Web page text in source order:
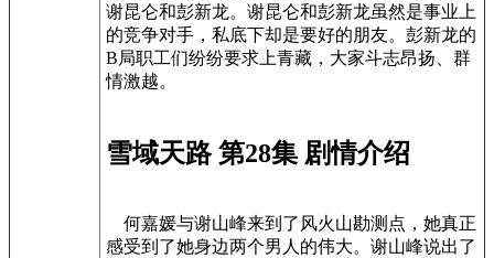
谢昆仑和彭新龙。谢昆仑和彭新龙虽然是事业上
的竞争对手，私底下却是要好的朋友。彭新龙的
B局职工们纷纷要求上青藏，大家斗志昂扬、群
情激越。
雪域天路 第28集 剧情介绍
何嘉媛与谢山峰来到了风火山勘测点，她真正
感受到了她身边两个男人的伟大。谢山峰说出了